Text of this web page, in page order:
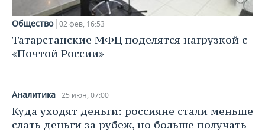
Общество 02 фев, 16:53
Татарстанские МФЦ поделятся нагрузкой с
«Почтой России»
Аналитика 25 июн, 07:00
Куда уходят деньги: россияне стали меньше
слать деньги за рубеж, но больше получать